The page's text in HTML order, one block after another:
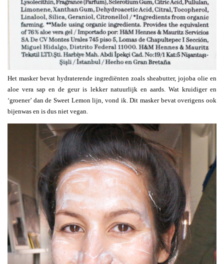
Het masker bevat hydraterende ingrediënten zoals sheabutter, jojoba olie en
aloe vera sap en de geur is lekker natuurlijk en aards. Wat kruidiger en
‘groener’ dan de Sweet Lemon lijn, vond ik. Dit masker bevat overigens ook
bijenwas en is dus niet vegan.